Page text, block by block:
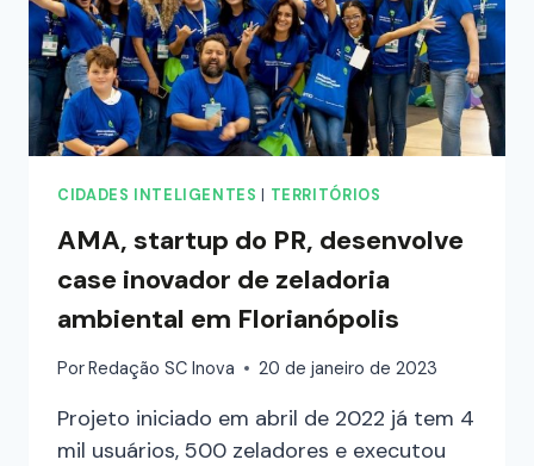
CIDADES INTELIGENTES TERRITÓRIOS
AMA, startup do PR, desenvolve
case inovador de zeladoria
ambiental em Florianópolis
PorRedação SC Inova 20 de janeiro de 2023
Projeto iniciado em abril de 2022 já tem 4
mil usuários, 500 zeladores e executou